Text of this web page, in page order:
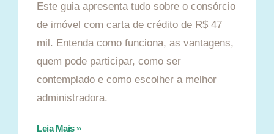
Este guia apresenta tudo sobre o consórcio
de imóvel com carta de crédito de R$ 47
mil. Entenda como funciona, as vantagens,
quem pode participar, como ser
contemplado e como escolher a melhor
administradora.
Leia Mais »